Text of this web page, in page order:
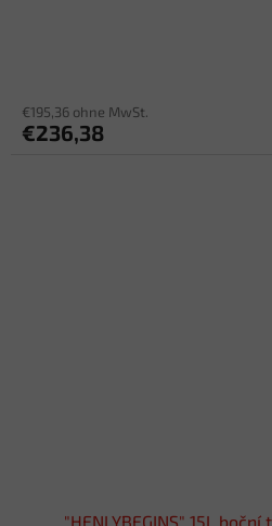
€195,36 ohne MwSt.
€236,38
"HENLYBEGINS" 15L boční